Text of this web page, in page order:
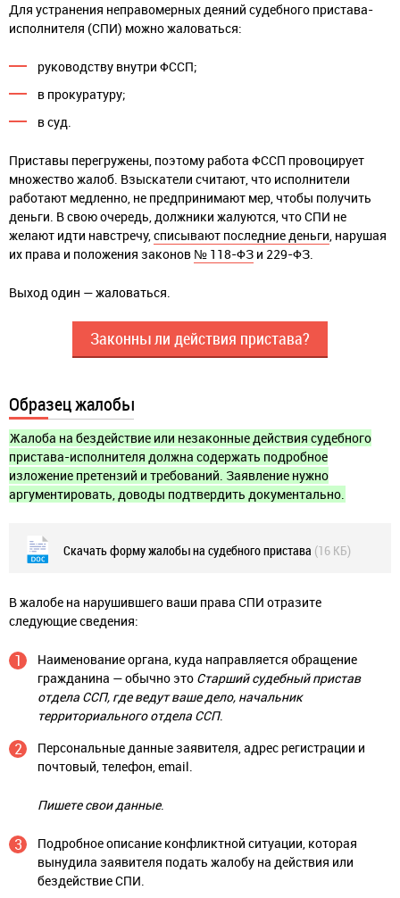
Для устранения неправомерных деяний судебного пристава-
исполнителя (СПИ) можно жаловаться:
руководству внутри ФССП;
в прокуратуру;
в суд.
Приставы перегружены, поэтому работа ФССП провоцирует
множество жалоб. Взыскатели считают, что исполнители
работают медленно, не предпринимают мер, чтобы получить
деньги. В свою очередь, должники жалуются, что СПИ не
желают идти навстречу,списывают последние деньги, нарушая
их права и положения законов № 118-ФЗ и 229-ФЗ.
Выход один — жаловаться.
Законны ли действия пристава?
Образец жалобы
Жалоба на бездействие или незаконные действия судебного
пристава-исполнителя должна содержать подробное
изложение претензий и требований. Заявление нужно
аргументировать, доводы подтвердить документально.
Скачать форму жалобы на судебного пристава (16 КБ)
В жалобе на нарушившего ваши права СПИ отразите
следующие сведения:
Наименование органа, куда направляется обращение
гражданина — обычно это Старший судебный пристав
отдела ССП, где ведут ваше дело, начальник
территориального отдела ССП.
Персональные данные заявителя, адрес регистрации и
почтовый, телефон, email.
Пишете свои данные.
Подробное описание конфликтной ситуации, которая
вынудила заявителя подать жалобу на действия или
бездействие СПИ.